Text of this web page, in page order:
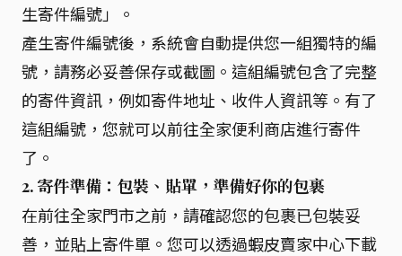
生寄件編號」。
產生寄件編號後，系統會自動提供您一組獨特的編
號，請務必妥善保存或截圖。這組編號包含了完整
的寄件資訊，例如寄件地址、收件人資訊等。有了
這組編號，您就可以前往全家便利商店進行寄件
了。
2. 寄件準備：包裝、貼單，準備好你的包裹
在前往全家門市之前，請確認您的包裹已包裝妥
善，並貼上寄件單。您可以透過蝦皮賣家中心下載